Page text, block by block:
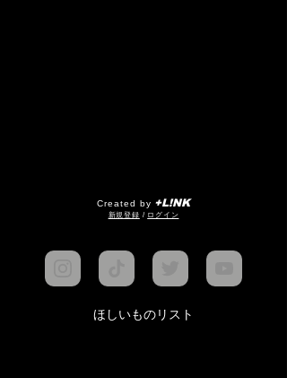
Created by +L!NK
​新規登録 / ログイン
ほしいものリスト